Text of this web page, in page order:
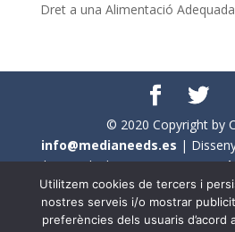
Dret a una Alimentació Adequada
© 2020 Copyright by
info@medianeeds.es |
| Tots els drets reservats a
Avís per
En aquest web s'ha tingut en
Utilitzem cookies de tercers i
nostres serveis i/o mostrar
preferències dels usuaris d’acord